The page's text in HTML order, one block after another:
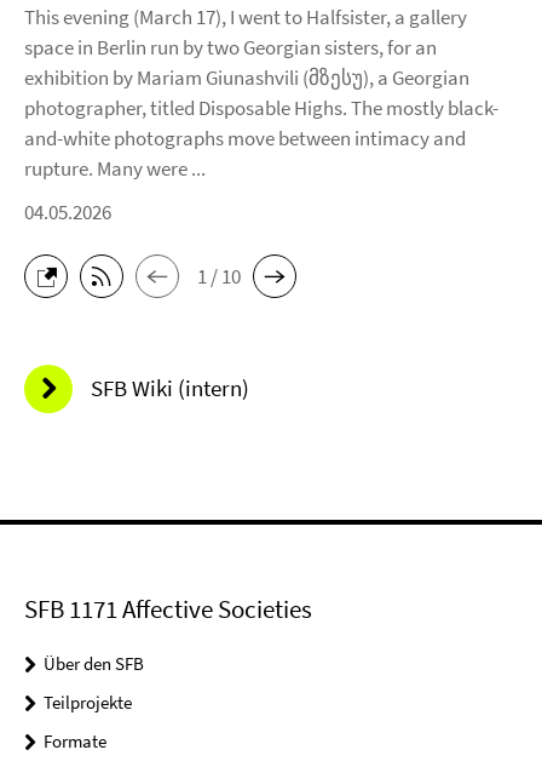
This evening (March 17), I went to Halfsister, a gallery
space in Berlin run by two Georgian sisters, for an
exhibition by Mariam Giunashvili (მზესუ), a Georgian
photographer, titled Disposable Highs. The mostly black-
and-white photographs move between intimacy and
rupture. Many were ...
04.05.2026
1 / 10
SFB Wiki (intern)
SFB 1171 Affective Societies
Über den SFB
Teilprojekte
Formate